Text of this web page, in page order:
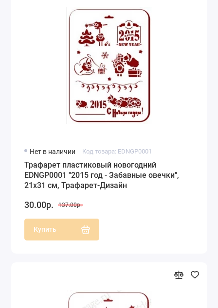
Нет в наличии Код товара: EDNGP0001
Трафарет пластиковый новогодний
EDNGP0001 "2015 год - Забавные овечки",
21х31 см, Трафарет-Дизайн
30.00р. 137.00р.
Купить